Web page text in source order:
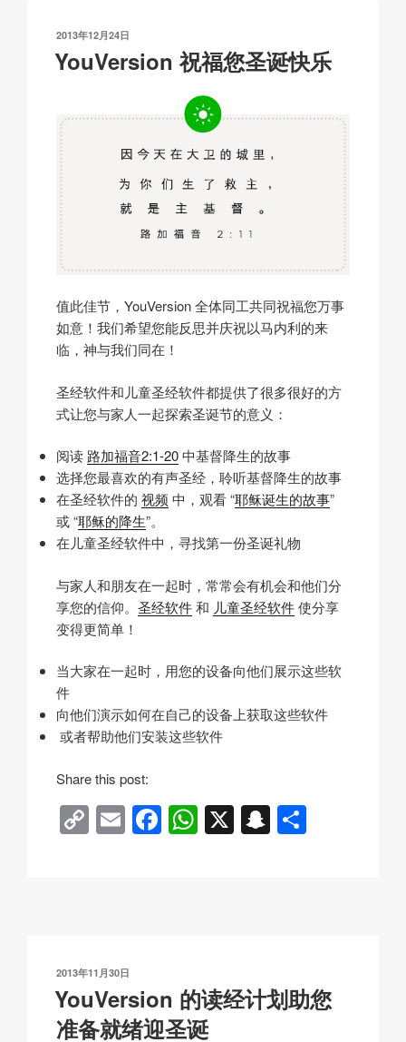
n
k o p at
发
于
2013年12月24日
YouVersion 祝福您圣诞快乐
值此佳节，YouVersion 全体同工共同祝福您万事
如意！我们希望您能反思并庆祝以马内利的来
临，神与我们同在！
圣经软件和儿童圣经软件都提供了很多很好的方
式让您与家人一起探索圣诞节的意义：
阅读 路加福音2:1-20中基督降生的故事
选择您最喜欢的有声圣经，聆听基督降生的故事
在圣经软件的 视频 中，观看 “耶稣诞生的故事”
或 “耶稣的降生”。
在儿童圣经软件中，寻找第一份圣诞礼物
与家人和朋友在一起时，常常会有机会和他们分
享您的信仰。 圣经软件和 儿童圣经软件使分享
变得更简单！
当大家在一起时，用您的设备向他们展示这些软
件
向他们演示如何在自己的设备上获取这些软件
或者帮助他们安装这些软件
Share this post:
C
o
n
k
E
m
F
a
o
k
W
h
p
X S
n
at
发
于
2013年11月30日
You Version 的读经计划助您
准备就绪迎圣诞